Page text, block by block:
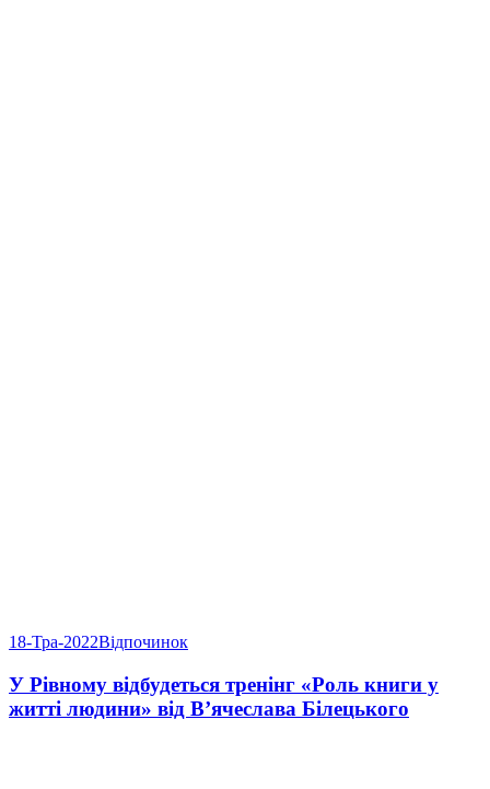
18-Тра-2022Відпочинок
У Рівному відбудеться тренінг «Роль книги у
житті людини» від В’ячеслава Білецького